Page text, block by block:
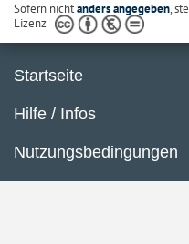
Sofern nichtanders angegeben,
Lizenz
Startseite
Hilfe / Infos
Nutzungsbedingungen